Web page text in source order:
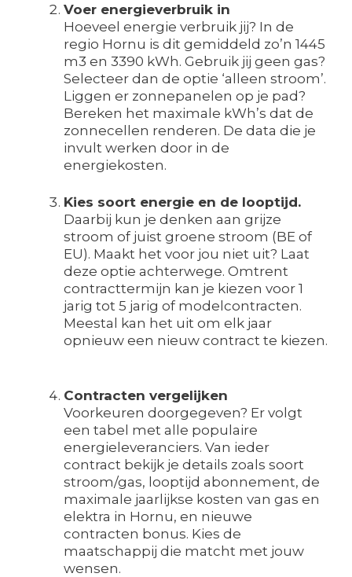
Voer energieverbruik in
Hoeveel energie verbruik jij? In de
regio Hornu is dit gemiddeld zo’n 1445
m3 en 3390 kWh. Gebruik jij geen gas?
Selecteer dan de optie ‘alleen stroom’.
Liggen er zonnepanelen op je pad?
Bereken het maximale kWh’s dat de
zonnecellen renderen. De data die je
invult werken door in de
energiekosten.
Kies soort energie en de looptijd.
Daarbij kun je denken aan grijze
stroom of juist groene stroom (BE of
EU). Maakt het voor jou niet uit? Laat
deze optie achterwege. Omtrent
contracttermijn kan je kiezen voor 1
jarig tot 5 jarig of modelcontracten.
Meestal kan het uit om elk jaar
opnieuw een nieuw contract te kiezen.
Contracten vergelijken
Voorkeuren doorgegeven? Er volgt
een tabel met alle populaire
energieleveranciers. Van ieder
contract bekijk je details zoals soort
stroom/gas, looptijd abonnement, de
maximale jaarlijkse kosten van gas en
elektra in Hornu, en nieuwe
contracten bonus. Kies de
maatschappij die matcht met jouw
wensen.